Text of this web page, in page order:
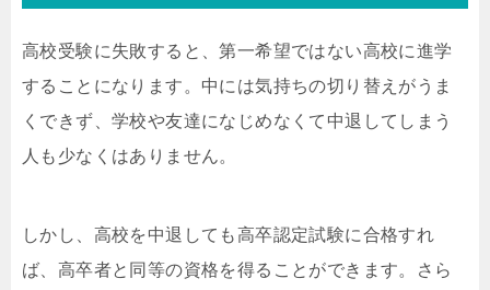
高校受験に失敗すると、第一希望ではない高校に進学
することになります。中には気持ちの切り替えがうま
くできず、学校や友達になじめなくて中退してしまう
人も少なくはありません。
しかし、高校を中退しても高卒認定試験に合格すれ
ば、高卒者と同等の資格を得ることができます。さら